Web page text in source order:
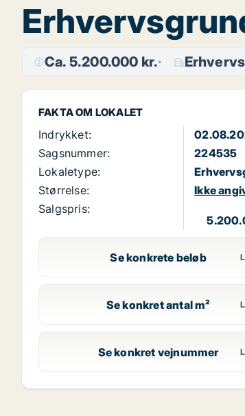
Ca. 5.200.000 kr.
FAKTA OM LOKALET
Indrykket:
Sagsnummer:
224535
Lokaletype:
Størrelse:
Ikke
Salgspris:
Se konkrete beløb
Se konkret antal m²
Se konkret vejnummer